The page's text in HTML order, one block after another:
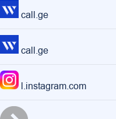
call.ge
call.ge
l.instagram.com